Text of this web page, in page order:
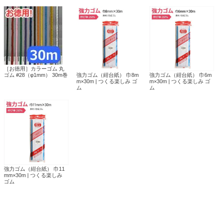
［お徳用］カラーゴム 丸
ゴム #28（φ1mm） 30m巻
強力ゴム（紺台紙） 巾8m
m×30m | つくる楽しみ ゴ
ム
強力ゴム（紺台紙） 巾6m
m×30m | つくる楽しみ ゴ
ム
強力ゴム（紺台紙） 巾11
mm×30m | つくる楽しみ
ゴム